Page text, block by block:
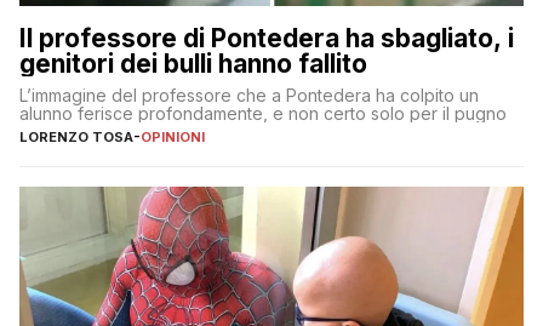
Il professore di Pontedera ha sbagliato, i
genitori dei bulli hanno fallito
L’immagine del professore che a Pontedera ha colpito un
alunno ferisce profondamente, e non certo solo per il pugno
LORENZO TOSA-OPINIONI